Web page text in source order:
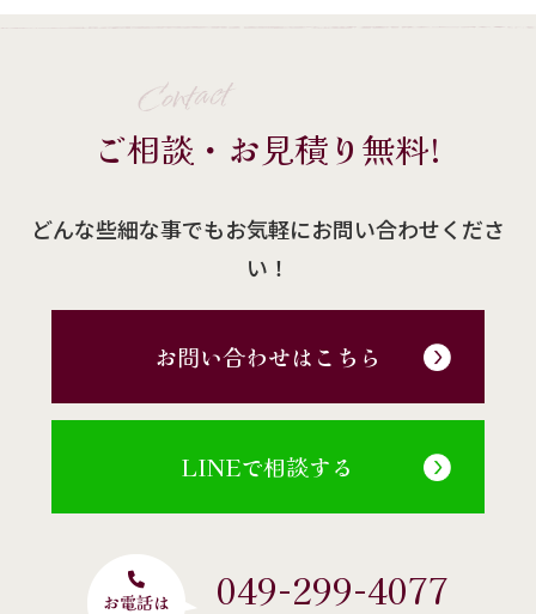
Contact
ご相談・お見積り無料!
どんな些細な事でもお気軽にお問い合わせくださ
い！
お問い合わせはこちら
LINEで相談する
049-299-4077